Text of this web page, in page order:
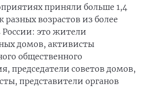
приняли больше 1,4
разных возрастов из более
России: это жители
домов, активисты
общественного
председатели советов домов,
представители органов